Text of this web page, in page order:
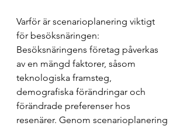
Varför är scenarioplanering viktigt
för besöksnäringen:
Besöksnäringens företag påverkas
av en mängd faktorer, såsom
teknologiska framsteg,
demografiska förändringar och
förändrade preferenser hos
resenärer. Genom scenarioplanering